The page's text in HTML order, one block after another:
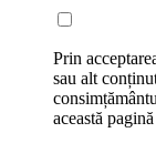
Prin
sau alt
această